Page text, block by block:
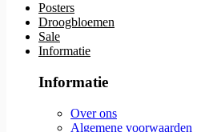
Posters
Droogbloemen
Sale
Informatie
Informatie
Over ons
Algemene voorwaarden